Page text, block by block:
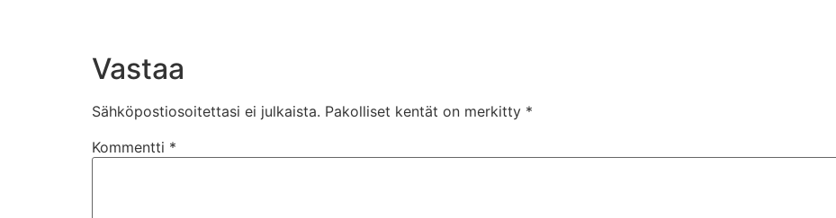
Vastaa
Sähköpostiosoitettasi ei julkaista. Pakolliset kentät on merkitty *
Kommentti *